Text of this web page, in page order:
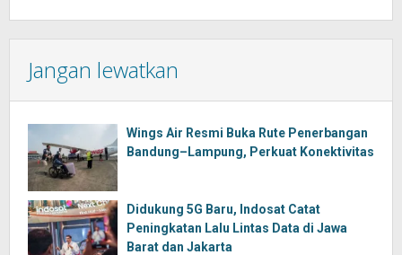
Jangan lewatkan
Wings Air Resmi Buka Rute Penerbangan
Bandung–Lampung, Perkuat Konektivitas
Didukung 5G Baru, Indosat Catat
Peningkatan Lalu Lintas Data di Jawa
Barat dan Jakarta